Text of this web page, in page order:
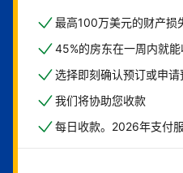
最高100万美元的财产损
45%的房东在一周内就
选择即刻确认预订或申请
我们将协助您收款
每日收款。2026年支付